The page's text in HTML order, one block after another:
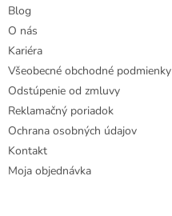
Blog
O nás
Kariéra
Všeobecné obchodné podmienky
Odstúpenie od zmluvy
Reklamačný poriadok
Ochrana osobných údajov
Kontakt
Moja objednávka